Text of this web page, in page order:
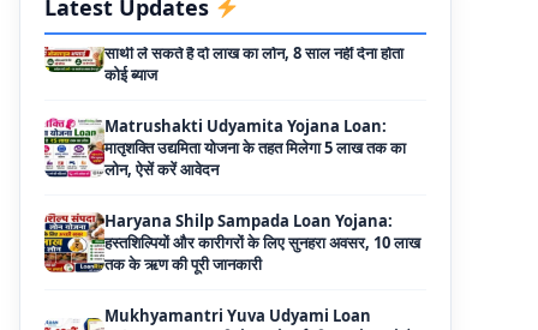
Latest Updates
कोई ब्याज
Matrushakti Udyamita Yojana Loan:
मातृशक्ति उद्यमिता योजना के तहत मिलेगा 5 लाख तक का
Haryana Shilp Sampada Loan Yojana:
हस्तशिल्पियों और कारीगरों के लिए सुनहरा अवसर, 10 लाख
Mukhyamantri Yuva Udyami Loan
Yojana: इस सरकारी योजना से मार्कशीट पर ले सकते है
ऑनलाइन अप्लाई